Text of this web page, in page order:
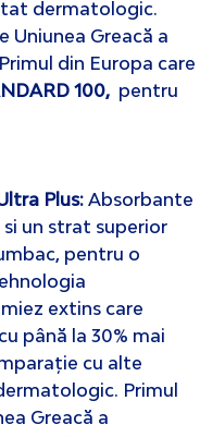
dermatologic.
Uniunea Greacă a
din Europa care
100, pentru
Plus: Absorbante
un strat superior
pentru o
extins care
până la 30% mai
cu alte
Primul
Greacă a